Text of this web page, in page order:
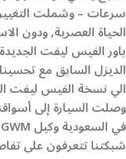
سرعات – وشملت
الحياة العصرية, ودون
الديزل السابق مع
الي نسخة الفيس ليفت
وصلت السيارة إلى
شبكتنا تتعرفون على